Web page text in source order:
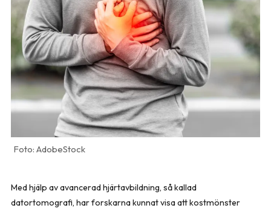
AdobeStock
Med hjälp av avancerad hjärtavbildning, så kallad
datortomografi, har forskarna kunnat visa att kostmönster